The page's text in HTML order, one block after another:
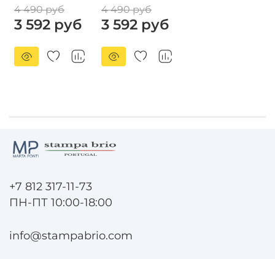
4 490 руб
3 592 руб
4 490 руб
3 592 руб
+7 812 317-11-73
ПН-ПТ 10:00-18:00
info@stampabrio.com